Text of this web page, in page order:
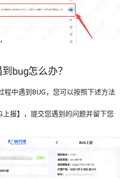
bug怎么办？
程中遇到BUG，您可以按照下述方法
报】，提交您遇到的问题并留下您